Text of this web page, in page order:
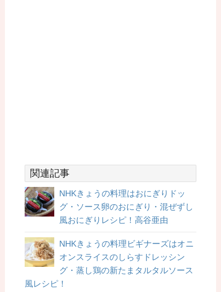
関連記事
NHKきょうの料理はおにぎりドッ
グ・ソース卵のおにぎり・混ぜずし
風おにぎりレシピ！高谷亜由
NHKきょうの料理ビギナーズはオニ
オンスライスのしらすドレッシン
グ・蒸し鶏の新たまタルタルソース
風レシピ！